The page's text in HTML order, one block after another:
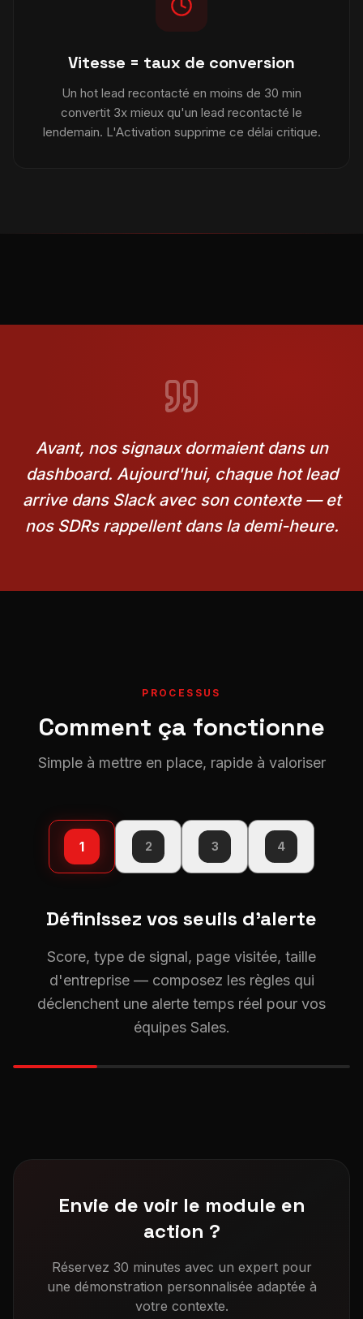
Vitesse = taux de conversion
Un hot lead recontacté en moins de 30 min
convertit 3x mieux qu'un lead recontacté le
lendemain. L'Activation supprime ce délai critique.
Avant, nos signaux dormaient dans un
dashboard. Aujourd'hui, chaque hot lead
arrive dans Slack avec son contexte — et
nos SDRs rappellent dans la demi-heure.
PROCESSUS
Comment ça fonctionne
Simple à mettre en place, rapide à valoriser
1 2 3 4
Définissez vos seuils d'alerte
Score, type de signal, page visitée, taille
d'entreprise — composez les règles qui
déclenchent une alerte temps réel pour vos
équipes Sales.
Envie de voir le module en
action ?
Réservez 30 minutes avec un expert pour
une démonstration personnalisée adaptée à
votre contexte.